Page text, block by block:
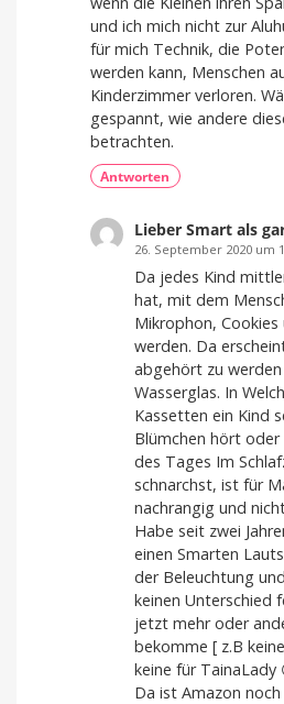
und ich mich nicht zur
für mich Technik, die
werden kann, Menschen
Kinderzimmer verloren.
gespannt, wie andere
betrachten.
Antworten
Lieber Smart als
26. September 2020 um
Da jedes Kind
hat, mit dem
Mikrophon,
werden. Da
abgehört zu
Wasserglas. In
Kassetten ein Kind
Blümchen hört oder
des Tages Im
schnarchst, ist für
nachrangig und
Habe seit zwei
einen Smarten
der Beleuchtung
keinen Unterschied
jetzt mehr oder
bekomme [ z.B
keine für TainaLady
Da ist Amazon